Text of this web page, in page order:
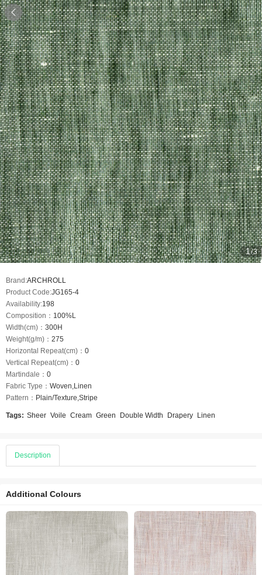

1/3
Brand:ARCHROLL
Product Code:JG165-4
Availability:198
Composition： 100%L
Width(cm)： 300H
Weight(g/m)： 275
Horizontal Repeat(cm)： 0
Vertical Repeat(cm)： 0
Martindale： 0
Fabric Type： Woven,Linen
Pattern： Plain/Texture,Stripe
Tags: Sheer Voile Cream Green Double Width Drapery Linen
Description
Additional Colours